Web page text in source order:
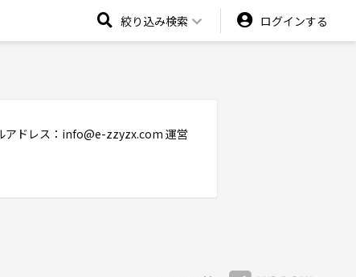
絞り込み検索 ログインする
アドレス：info@e-zzyzx.com 運営